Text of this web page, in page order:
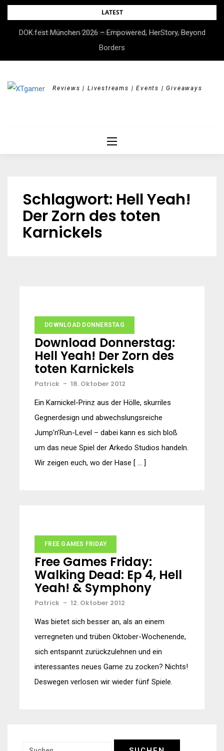
Skip
content
LATEST
Im Test: Brook Wingman P5s/P5/NS Lite Converter
DOK.fest München 2026 – Empowered, HerStory, Beyond
Borders
Reviews | Livestreams | Events | Giveaways
Schlagwort: Hell Yeah!
Der Zorn des toten
Karnickels
DOWNLOAD DONNERSTAG
Download Donnerstag:
Hell Yeah! Der Zorn des
toten Karnickels
Patrick - 18. Oktober 2012
Ein Karnickel-Prinz aus der Hölle, skurriles
Gegnerdesign und abwechslungsreiche
Jump’n’Run-Level – dabei kann es sich bloß
um das neue Spiel der Arkedo Studios handeln.
Wir zeigen euch, wo der Hase [ … ]
FREE GAMES FRIDAY
Free Games Friday:
Walking Dead: Ep 4, Hell
Yeah! & Symphony
Patrick - 12. Oktober 2012
Was bietet sich besser an, als an einem
verregneten und trüben Oktober-Wochenende,
sich entspannt zurückzulehnen und ein
interessantes neues Game zu zocken? Nichts!
Deswegen verlosen wir wieder fünf Spiele.
Suchen